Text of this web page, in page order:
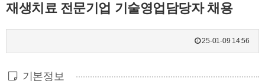
재생치료 전문기업 기술영업담당자 채용
25-01-09 14:56
기본정보